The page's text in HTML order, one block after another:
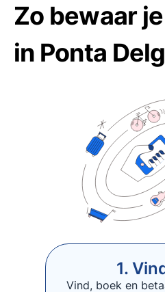
Zo bewaar
in Ponta
1.
Vind, boek en